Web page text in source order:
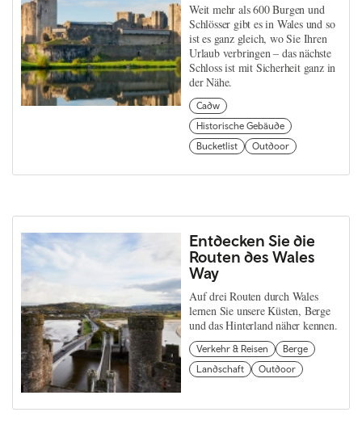
Weit mehr als 600 Burgen und
Schlösser gibt es in Wales und so
ist es ganz gleich, wo Sie Ihren
Urlaub verbringen – das nächste
Schloss ist mit Sicherheit ganz in
der Nähe.
Cadw
Historische Gebäude
Bucketlist
Outdoor
Entdecken Sie die
Routen des Wales
Way
Auf drei Routen durch Wales
lernen Sie unsere Küsten, Berge
und das Hinterland näher kennen.
Verkehr & Reisen
Berge
Landschaft
Outdoor